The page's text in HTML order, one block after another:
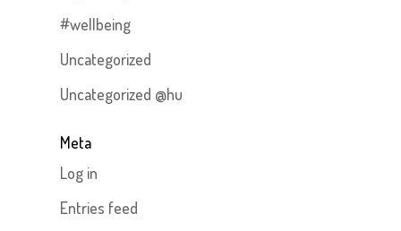
#wellbeing
Uncategorized
Uncategorized @hu
Meta
Log in
Entries feed